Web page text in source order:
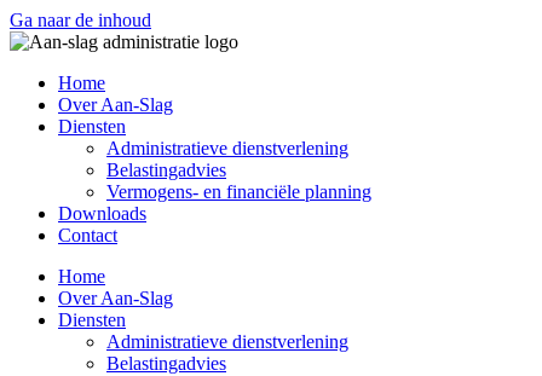
Ga naar de inhoud
Home
Over Aan-Slag
Diensten
Administratieve dienstverlening
Belastingadvies
Vermogens- en financiële planning
Downloads
Contact
Home
Over Aan-Slag
Diensten
Administratieve dienstverlening
Belastingadvies